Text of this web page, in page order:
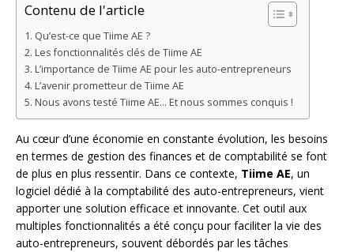
Contenu de l'article
Qu’est-ce que Tiime AE ?
Les fonctionnalités clés de Tiime AE
L’importance de Tiime AE pour les auto-entrepreneurs
L’avenir prometteur de Tiime AE
Nous avons testé Tiime AE… Et nous sommes conquis !
Au cœur d’une économie en constante évolution, les besoins
en termes de gestion des finances et de comptabilité se font
de plus en plus ressentir. Dans ce contexte, Tiime AE, un
logiciel dédié à la comptabilité des auto-entrepreneurs, vient
apporter une solution efficace et innovante. Cet outil aux
multiples fonctionnalités a été conçu pour faciliter la vie des
auto-entrepreneurs, souvent débordés par les tâches